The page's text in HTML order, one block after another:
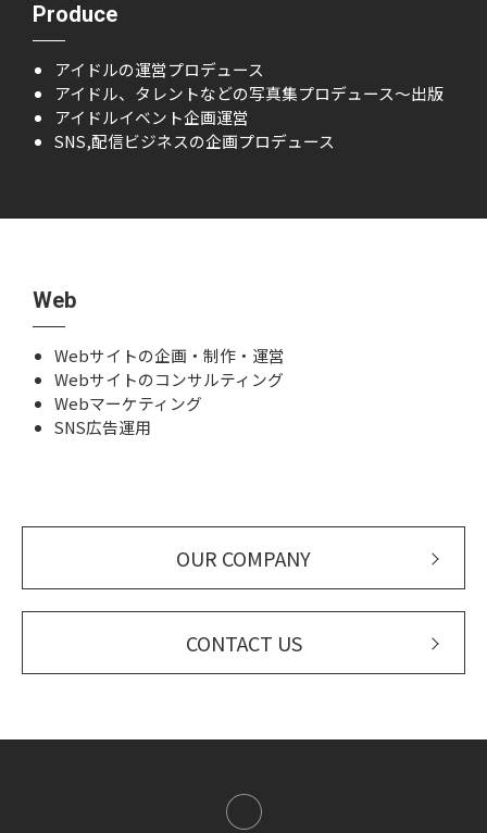
Produce
アイドルの運営プロデュース
アイドル、タレントなどの写真集プロデュース～出版
アイドルイベント企画運営
SNS,配信ビジネスの企画プロデュース
Web
Webサイトの企画・制作・運営
Webサイトのコンサルティング
Webマーケティング
SNS広告運用
OUR COMPANY
CONTACT US